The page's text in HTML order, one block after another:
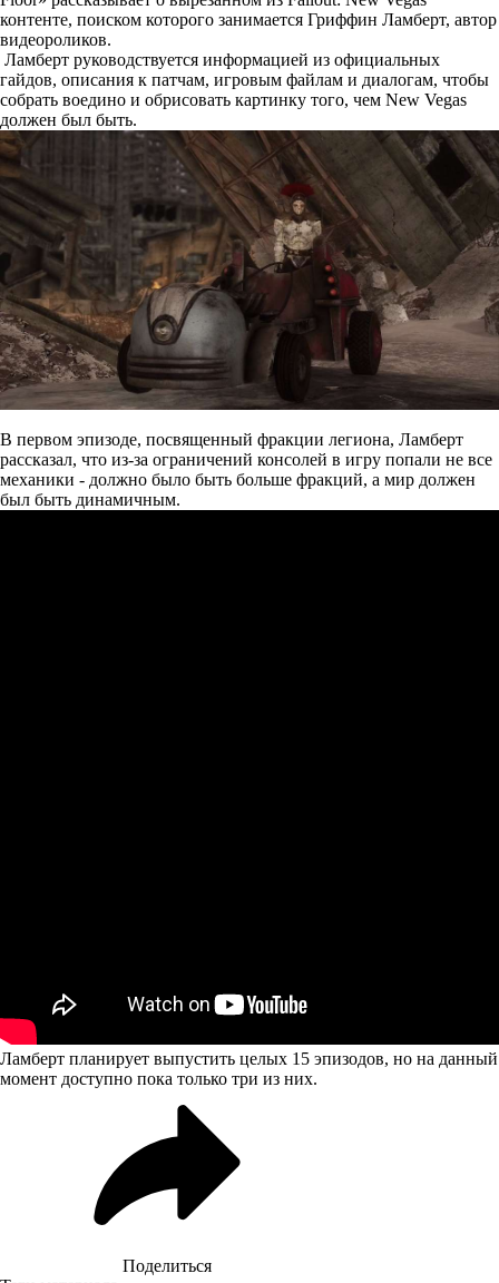
контенте, поиском которого занимается Гриффин Ламберт, автор
видеороликов.
Ламберт руководствуется информацией из официальных
гайдов, описания к патчам, игровым файлам и диалогам, чтобы
собрать воедино и обрисовать картинку того, чем New Vegas
должен был быть.
В первом эпизоде, посвященный фракции легиона, Ламберт
рассказал, что из-за ограничений консолей в игру попали не все
механики - должно было быть больше фракций, а мир должен
был быть динамичным.
Ламберт планирует выпустить целых 15 эпизодов, но на данный
момент доступно пока только три из них.
Поделиться